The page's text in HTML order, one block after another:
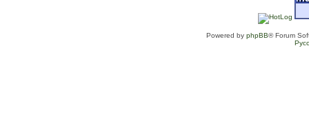
Powered by phpBB® Forum